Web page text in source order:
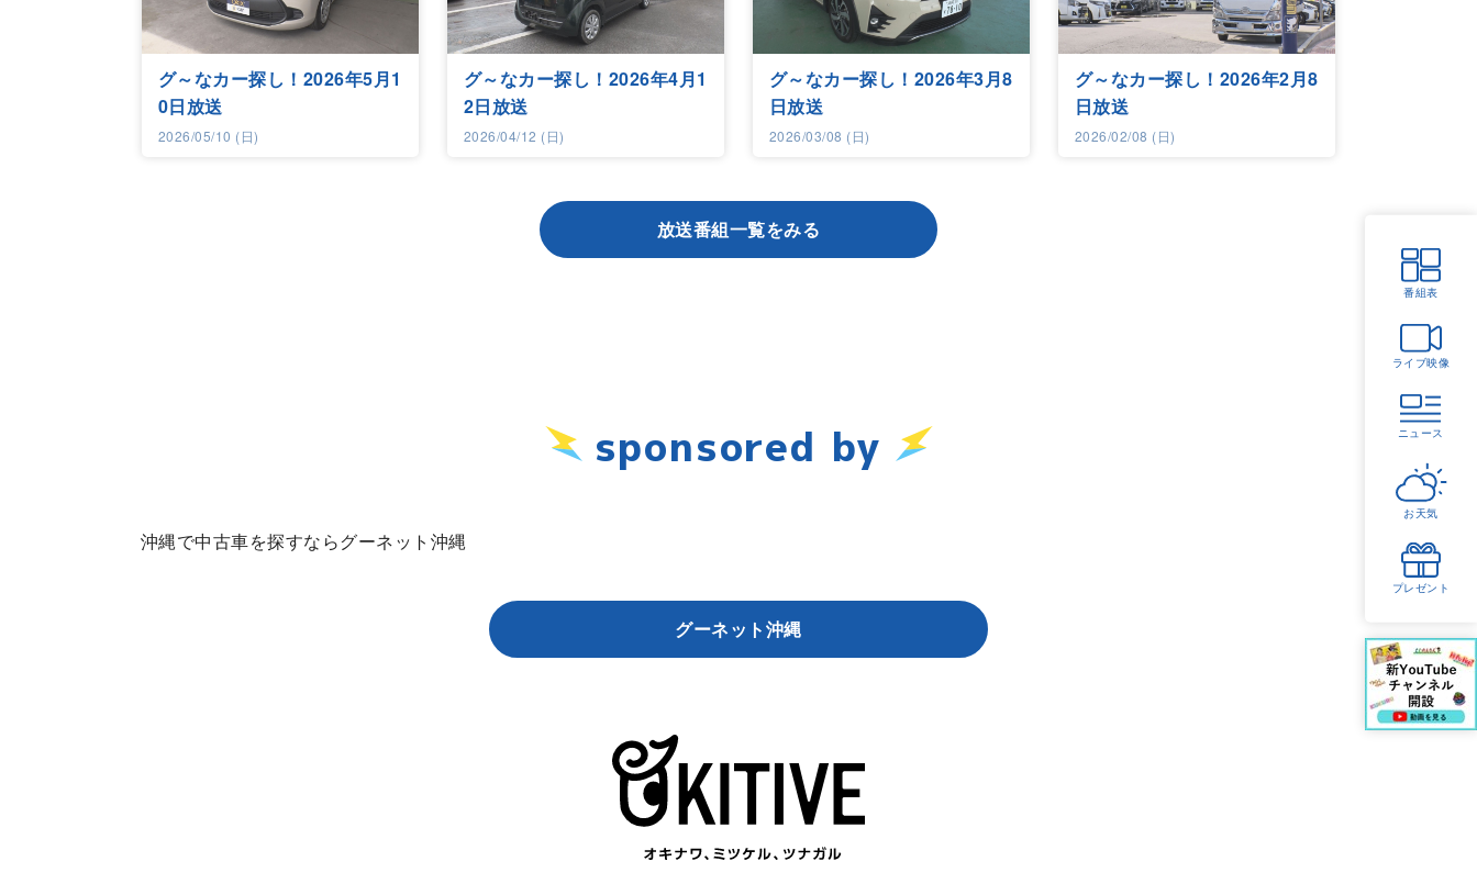
番組表
ライブ映像
ニュース
お天気
プレゼント
グ～なカー探し！2026年5月1
0日放送
2026/05/10 (日)
グ～なカー探し！2026年4月1
2日放送
2026/04/12 (日)
グ～なカー探し！2026年3月8
日放送
2026/03/08 (日)
グ～なカー探し！2026年2月8
日放送
2026/02/08 (日)
放送番組一覧をみる
sponsored by
沖縄で中古車を探すならグーネット沖縄
グーネット沖縄